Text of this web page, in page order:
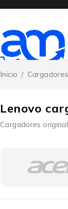
Lenovo
Inicio / Cargadores
Cargadores